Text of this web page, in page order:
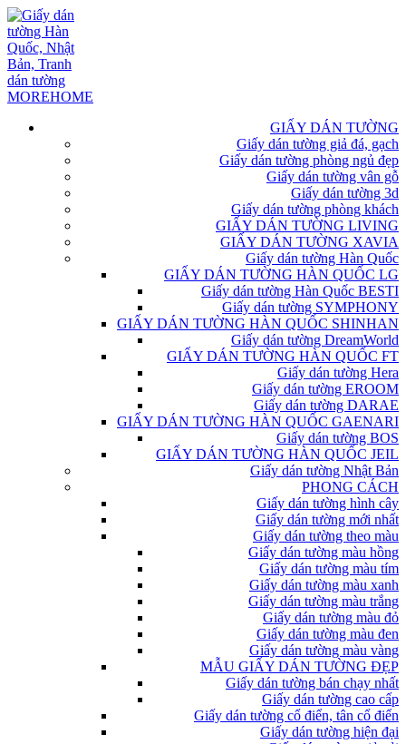
GIẤY DÁN TƯỜNG
Giấy dán tường giả đá, gạch
Giấy dán tường phòng ngủ đẹp
Giấy dán tường vân gỗ
Giấy dán tường 3d
Giấy dán tường phòng khách
GIẤY DÁN TƯỜNG LIVING
GIẤY DÁN TƯỜNG XAVIA
Giấy dán tường Hàn Quốc
GIẤY DÁN TƯỜNG HÀN QUỐC LG
Giấy dán tường Hàn Quốc BESTI
Giấy dán tường SYMPHONY
GIẤY DÁN TƯỜNG HÀN QUỐC SHINHAN
Giấy dán tường DreamWorld
GIẤY DÁN TƯỜNG HÀN QUỐC FT
Giấy dán tường Hera
Giấy dán tường EROOM
Giấy dán tường DARAE
GIẤY DÁN TƯỜNG HÀN QUỐC GAENARI
Giấy dán tường BOS
GIẤY DÁN TƯỜNG HÀN QUỐC JEIL
Giấy dán tường Nhật Bản
PHONG CÁCH
Giấy dán tường hình cây
Giấy dán tường mới nhất
Giấy dán tường theo màu
Giấy dán tường màu hồng
Giấy dán tường màu tím
Giấy dán tường màu xanh
Giấy dán tường màu trắng
Giấy dán tường màu đỏ
Giấy dán tường màu đen
Giấy dán tường màu vàng
MẪU GIẤY DÁN TƯỜNG ĐẸP
Giấy dán tường bán chạy nhất
Giấy dán tường cao cấp
Giấy dán tường cổ điển, tân cổ điển
Giấy dán tường hiện đại